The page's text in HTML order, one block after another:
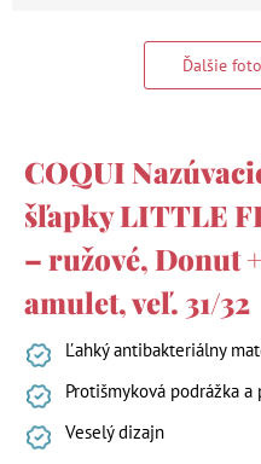
Ďalšie
COQUI
šľapky LITTLE
– ružové, Donut +
amulet, veľ. 31/32
Ľahký antibakteriálny
Protišmyková podrážka a
Veselý dizajn